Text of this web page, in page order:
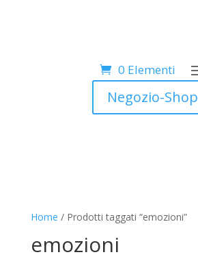
0 Elementi
Negozio-Shop
Home / Prodotti taggati “emozioni”
emozioni